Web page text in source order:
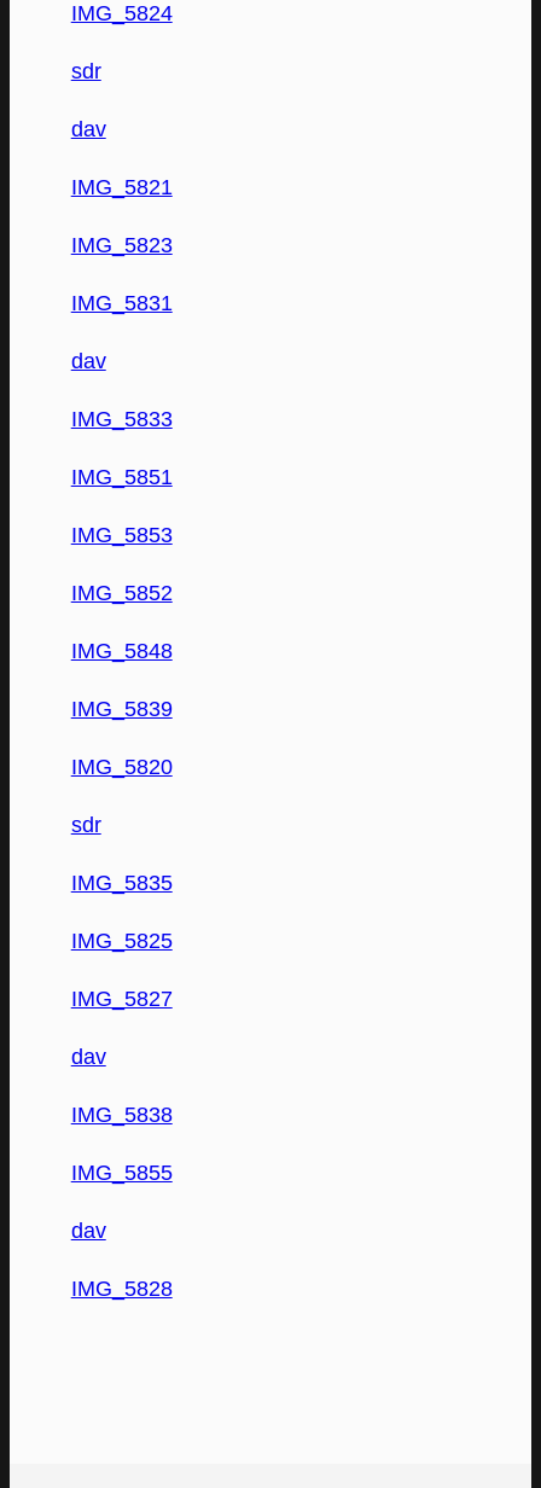
IMG_5824
sdr
dav
IMG_5821
IMG_5823
IMG_5831
dav
IMG_5833
IMG_5851
IMG_5853
IMG_5852
IMG_5848
IMG_5839
IMG_5820
sdr
IMG_5835
IMG_5825
IMG_5827
dav
IMG_5838
IMG_5855
dav
IMG_5828